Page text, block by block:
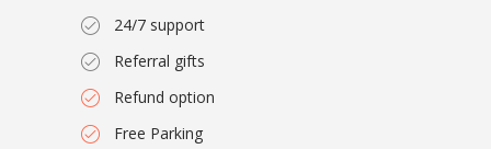
24/7 support
Referral gifts
Refund option
Free Parking